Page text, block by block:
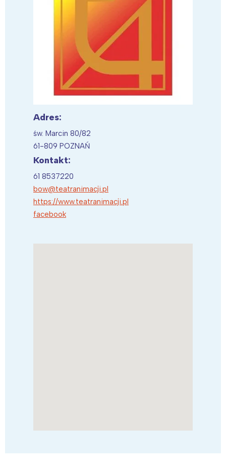
Adres:
św. Marcin 80/82
61-809 POZNAŃ
Kontakt:
61 8537220
bow@teatranimacji.pl
https://www.teatranimacji.pl
facebook